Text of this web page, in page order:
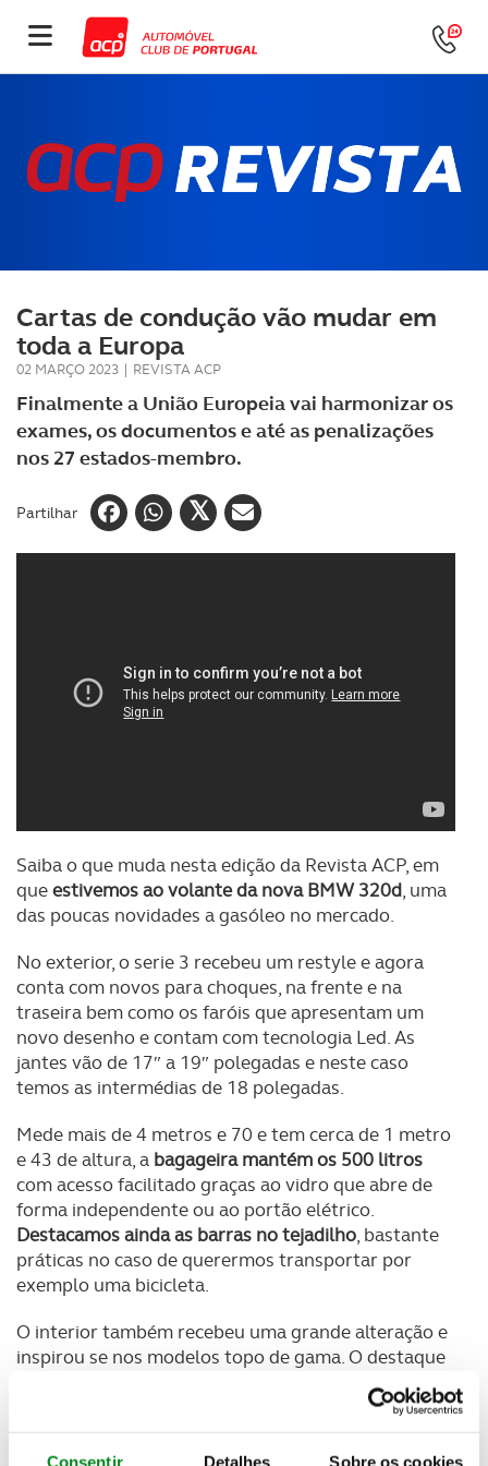
Consentir Detalhes Sobre os cookies
Cartas de condução vão mudar em
toda a Europa
02 MARÇO 2023 | REVISTA ACP
Finalmente a União Europeia vai harmonizar os
exames, os documentos e até as penalizações
nos 27 estados-membro.
Partilhar
Saiba o que muda nesta edição da Revista ACP, em
queestivemos ao volante da nova BMW 320d, uma
das poucas novidades a gasóleo no mercado.
No exterior, o serie 3 recebeu um restyle e agora
conta com novos para choques, na frente e na
traseira bem como os faróis que apresentam um
novo desenho e contam com tecnologia Led. As
jantes vão de 17″ a 19″ polegadas e neste caso
temos as intermédias de 18 polegadas.
Mede mais de 4 metros e 70 e tem cerca de 1 metro
e 43 de altura, a bagageira mantém os 500 litros
com acesso facilitado graças ao vidro que abre de
forma independente ou ao portão elétrico.
Destacamos ainda as barras no tejadilho, bastante
práticas no caso de querermos transportar por
exemplo uma bicicleta.
O interior também recebeu uma grande alteração e
inspirou se nos modelos topo de gama. O destaque
que integra dois
ecrãs dispostos lado a lado, um de 12,3″ para o
painel de instrumentos e outro de 14,9″ para o
infoentretenimento.